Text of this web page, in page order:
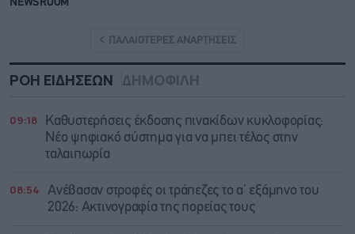
NEWSROOM
ΠΑΛΑΙΟΤΕΡΕΣ ΑΝΑΡΤΗΣΕΙΣ
ΡΟΗ ΕΙΔΗΣΕΩΝ ΔΗΜΟΦΙΛΗ
09:18
Καθυστερήσεις έκδοσης πινακίδων κυκλοφορίας:
Νέο ψηφιακό σύστημα για να μπει τέλος στην
ταλαιπωρία
08:54
Ανέβασαν στροφές οι τράπεζες το α’ εξάμηνο του
2026: Ακτινογραφία της πορείας τους